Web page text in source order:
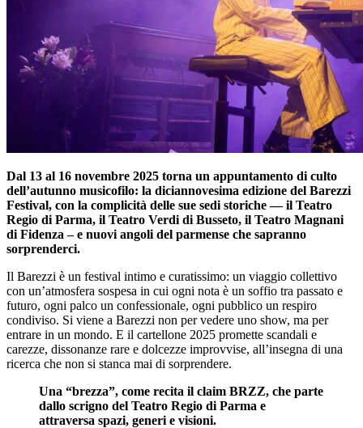
Dal 13 al 16 novembre 2025 torna un appuntamento di culto
dell’autunno musicofilo: la diciannovesima edizione del Barezzi
Festival, con la complicità delle sue sedi storiche — il Teatro
Regio di Parma, il Teatro Verdi di Busseto, il Teatro Magnani
di Fidenza – e nuovi angoli del parmense che sapranno
sorprenderci.
Il Barezzi è un festival intimo e curatissimo: un viaggio collettivo
con un’atmosfera sospesa in cui ogni nota è un soffio tra passato e
futuro, ogni palco un confessionale, ogni pubblico un respiro
condiviso. Si viene a Barezzi non per vedere uno show, ma per
entrare in un mondo. E il cartellone 2025 promette scandali e
carezze, dissonanze rare e dolcezze improvvise, all’insegna di una
ricerca che non si stanca mai di sorprendere.
Una “brezza”, come recita il claim BRZZ, che parte
dallo scrigno del Teatro Regio di Parma e
attraversa spazi, generi e visioni.